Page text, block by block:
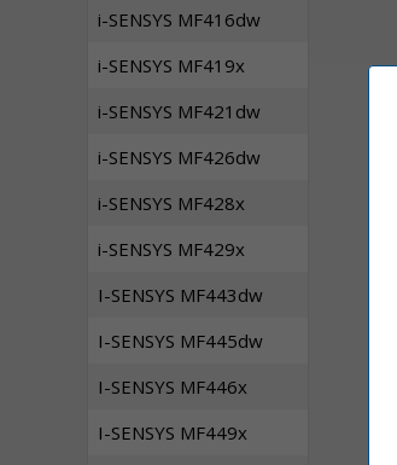
i-SENSYS MF416dw
i-SENSYS MF419x
i-SENSYS MF421dw
i-SENSYS MF426dw
i-SENSYS MF428x
i-SENSYS MF429x
I-SENSYS MF443dw
I-SENSYS MF445dw
I-SENSYS MF446x
I-SENSYS MF449x